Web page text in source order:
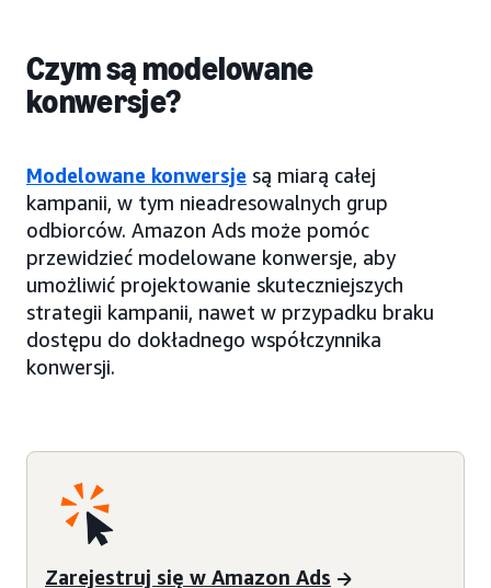
Czym są modelowane
konwersje?
Modelowane konwersje są miarą całej
kampanii, w tym nieadresowalnych grup
odbiorców. Amazon Ads może pomóc
przewidzieć modelowane konwersje, aby
umożliwić projektowanie skuteczniejszych
strategii kampanii, nawet w przypadku braku
dostępu do dokładnego współczynnika
konwersji.
Zarejestruj się w Amazon Ads